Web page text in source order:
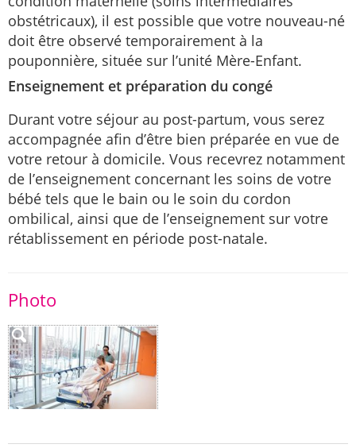
obstétricaux), il est possible que votre nouveau-né
doit être observé temporairement à la
pouponnière, située sur l’unité Mère-Enfant.
Enseignement et préparation du congé
Durant votre séjour au post-partum, vous serez
accompagnée afin d’être bien préparée en vue de
votre retour à domicile. Vous recevrez notamment
de l’enseignement concernant les soins de votre
bébé tels que le bain ou le soin du cordon
ombilical, ainsi que de l’enseignement sur votre
rétablissement en période post-natale.
Photo